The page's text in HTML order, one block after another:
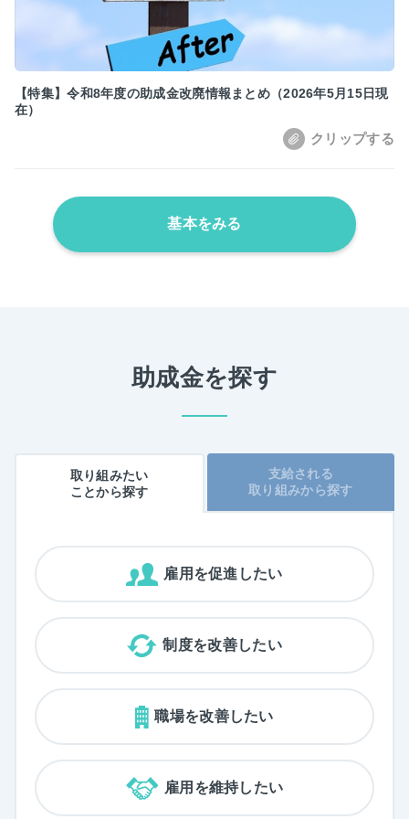
【特集】令和8年度の助成金改廃情報まとめ（2026年5月15日現
在）
基本をみる
助成金を探す
取り組みたい
ことから探す
支給される
取り組みから探す
雇用を促進したい
制度を改善したい
職場を改善したい
雇用を維持したい